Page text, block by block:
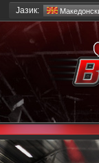
Јазик: